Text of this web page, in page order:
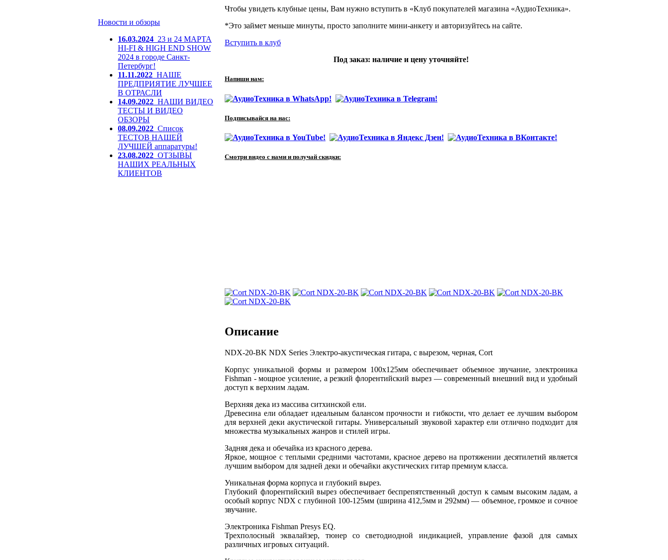
Новости и обзоры
16.03.2024 23 и 24 МАРТА
HI-FI & HIGH END SHOW
2024 в городе Санкт-
Петербург!
11.11.2022 НАШЕ
ПРЕДПРИЯТИЕ ЛУЧШЕЕ
В ОТРАСЛИ
14.09.2022 НАШИ ВИДЕО
ТЕСТЫ И ВИДЕО
ОБЗОРЫ
08.09.2022 Список
ТЕСТОВ НАШЕЙ
ЛУЧШЕЙ аппаратуры!
23.08.2022 ОТЗЫВЫ
НАШИХ РЕАЛЬНЫХ
КЛИЕНТОВ
Чтобы увидеть клубные цены, Вам нужно вступить в «Клуб покупателей магазина «АудиоТехника».
*Это займет меньше минуты, просто заполните мини-анкету и авторизуйтесь на сайте.
Вступить в клуб
Под заказ: наличие и цену уточняйте!
Напиши нам:
Подписывайся на нас:
Смотри видео с нами и получай скидки:
Описание
NDX-20-BK NDX Series Электро-акустическая гитара, с вырезом, черная, Cort
Корпус уникальной формы и размером 100х125мм обеспечивает объемное звучание, электроника
Fishman - мощное усиление, а резкий флорентийский вырез — современный внешний вид и удобный
доступ к верхним ладам.
Верхняя дека из массива ситхинской ели.
Древесина ели обладает идеальным балансом прочности и гибкости, что делает ее лучшим выбором
для верхней деки акустической гитары. Универсальный звуковой характер ели отлично подходит для
множества музыкальных жанров и стилей игры.
Задняя дека и обечайка из красного дерева.
Яркое, мощное с теплыми средними частотами, красное дерево на протяжении десятилетий является
лучшим выбором для задней деки и обечайки акустических гитар премиум класса.
Уникальная форма корпуса и глубокий вырез.
Глубокий флорентийский вырез обеспечивает беспрепятственный доступ к самым высоким ладам, а
особый корпус NDX с глубиной 100-125мм (ширина 412,5мм и 292мм) — объемное, громкое и сочное
звучание.
Электроника Fishman Presys EQ.
Трехполосный эквалайзер, тюнер со светодиодной индикацией, управление фазой для самых
различных игровых ситуаций.